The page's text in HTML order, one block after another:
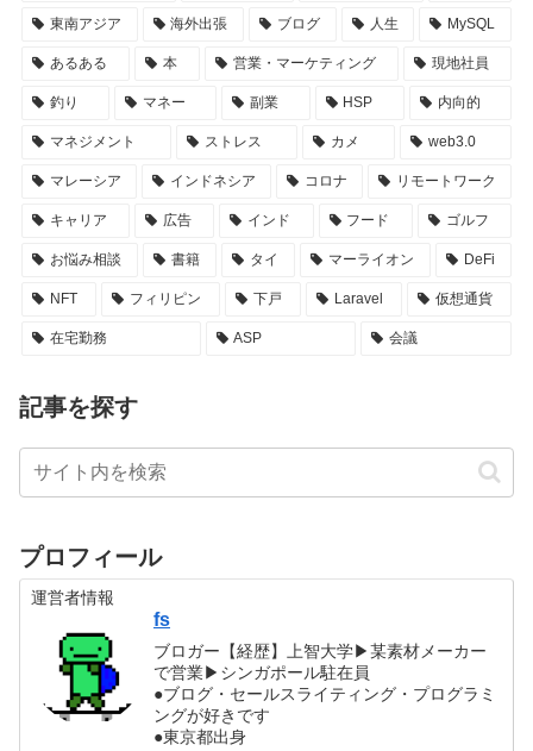
東南アジア 海外出張 ブログ 人生 MySQL
あるある 本 営業・マーケティング 現地社員
釣り マネー 副業 HSP 内向的
マネジメント ストレス カメ web3.0
マレーシア インドネシア コロナ リモートワーク
キャリア 広告 インド フード ゴルフ
お悩み相談 書籍 タイ マーライオン DeFi
NFT フィリピン 下戸 Laravel 仮想通貨
在宅勤務 ASP 会議
記事を探す
プロフィール
運営者情報
fs
ブロガー【経歴】上智大学▶︎某素材メーカー
で営業▶︎シンガポール駐在員
●ブログ・セールスライティング・プログラミ
ングが好きです
●東京都出身